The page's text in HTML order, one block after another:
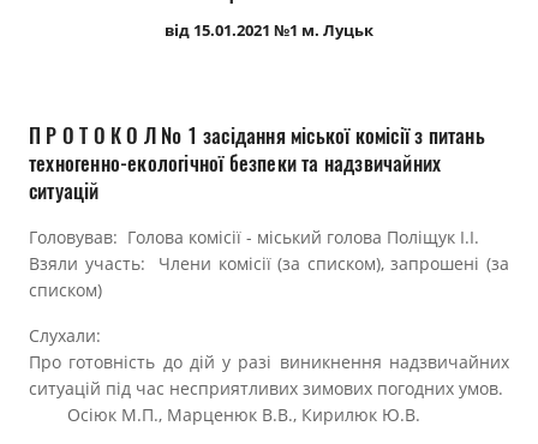
Документи
від 15.01.2021 №1 м. Луцьк
П Р О Т О К О Л № 1 засідання міської комісії з питань
техногенно-екологічної безпеки та надзвичайних
ситуацій
Головував: Голова комісії - міський голова Поліщук І.І.
Взяли участь: Члени комісії (за списком), запрошені (за
списком)
Слухали:
Про готовність до дій у разі виникнення надзвичайних
ситуацій під час несприятливих зимових погодних умов.
Осіюк М.П., Марценюк В.В., Кирилюк Ю.В.